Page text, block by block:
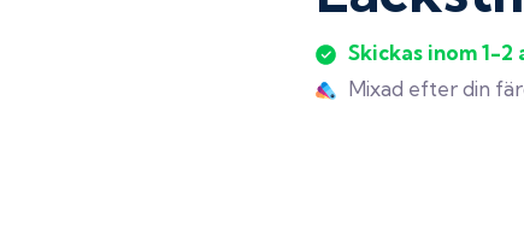
Skickas inom 1-
Mixad efter din